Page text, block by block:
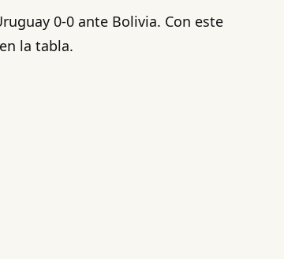
0-0 ante Bolivia. Con este
la tabla.